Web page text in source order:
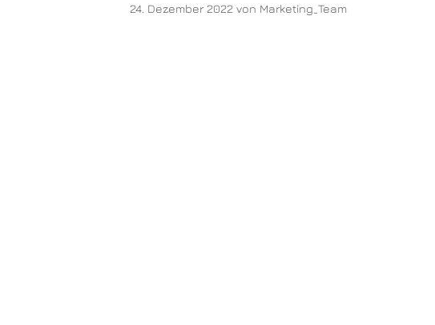
24. Dezember 2022 von Marketing_Team